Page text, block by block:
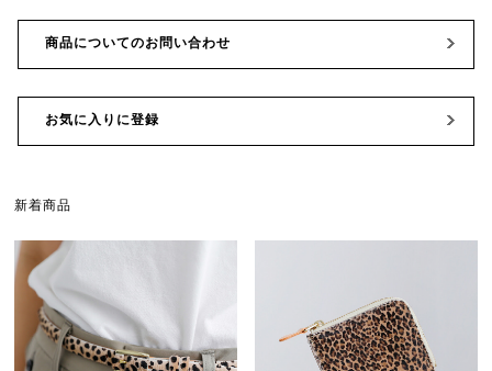
商品についてのお問い合わせ
お気に入りに登録
新着商品